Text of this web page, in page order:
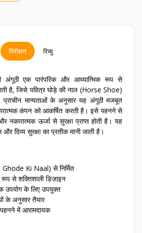
निरीक्षण रिव्यु
अंगूठी एक पारंपरिक और आध्यात्मिक रूप से
है, जिसे पवित्र घोड़े की नाल (Horse Shoe)
प्राचीन मान्यताओं के अनुसार यह अंगूठी मजबूत
कंपन को आकर्षित करती है। इसे पहनने से
नकारात्मक ऊर्जा से सुरक्षा प्राप्त होती है। यह
दिव्य सुरक्षा का प्रतीक मानी जाती है।
Ki Naal) से निर्मित
से शक्तिशाली डिज़ाइन
उपयोग के लिए उपयुक्त
के अनुसार तैयार
में आरामदायक